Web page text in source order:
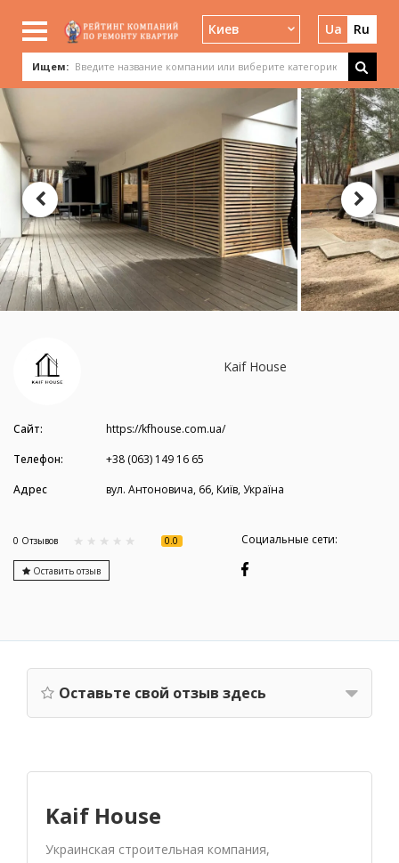
Киев Ua Ru
Ищем:
Kaif House
Сайт:
https://kfhouse.com.ua/
Телефон:
+38 (063) 149 16 65
Адрес
вул. Антоновича, 66, Київ, Україна
0 Отзывов 0.0
Оставить отзыв
Социальные сети:
Оставьте свой отзыв здесь
Kaif House
Украинская строительная компания,